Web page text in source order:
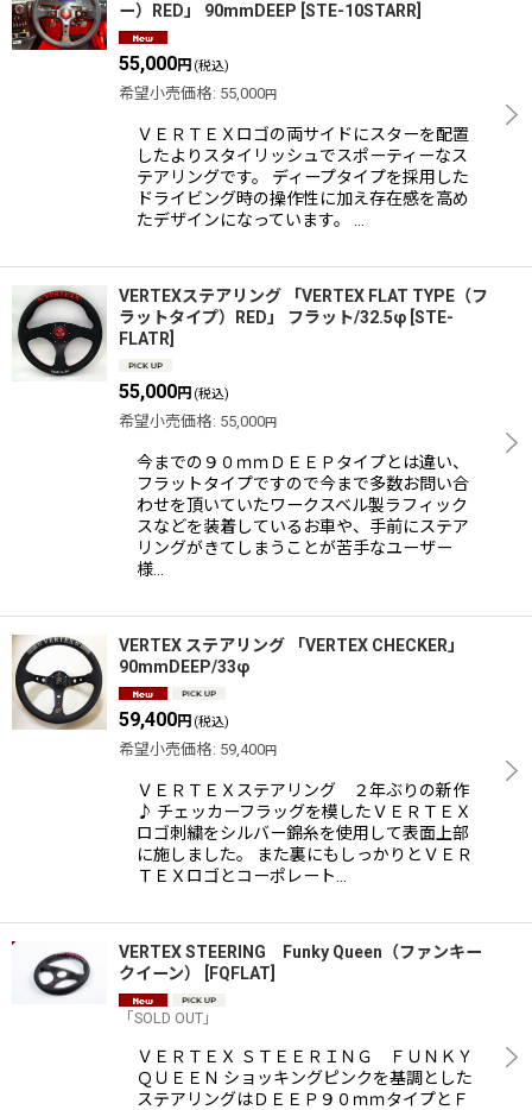
ー）RED」 90mmDEEP STE-10STARR
55,000円 (税込)
希望小売価格: 55,000円
ＶＥＲＴＥＸロゴの両サイドにスターを配置
したよりスタイリッシュでスポーティーなス
テアリングです。 ディープタイプを採用した
ドライビング時の操作性に加え存在感を高め
たデザインになっています。 …
VERTEXステアリング 「VERTEX FLAT TYPE（フ
ラットタイプ）RED」 フラット/32.5φ STE-
FLATR
55,000円 (税込)
希望小売価格: 55,000円
今までの９０ｍｍＤＥＥＰタイプとは違い、
フラットタイプですので今まで多数お問い合
わせを頂いていたワークスベル製ラフィック
スなどを装着しているお車や、手前にステア
リングがきてしまうことが苦手なユーザー
様…
VERTEX ステアリング 「VERTEX CHECKER」
90mmDEEP/33φ
59,400円 (税込)
希望小売価格: 59,400円
ＶＥＲＴＥＸステアリング ２年ぶりの新作
♪ チェッカーフラッグを模したＶＥＲＴＥＸ
ロゴ刺繍をシルバー錦糸を使用して表面上部
に施しました。 また裏にもしっかりとＶＥＲ
ＴＥＸロゴとコーポレート…
VERTEX STEERING Funky Queen（ファンキー
クイーン）
FQFLAT
「SOLD OUT」
ＶＥＲＴＥＸ ＳＴＥＥＲＩＮＧ ＦＵＮＫＹ
ＱＵＥＥＮ ショッキングピンクを基調とした
ステアリングはＤＥＥＰ９０ｍｍタイプとＦ